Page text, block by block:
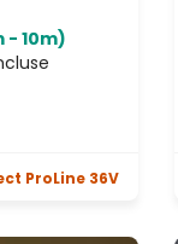
- 10m)
ProLine 36V